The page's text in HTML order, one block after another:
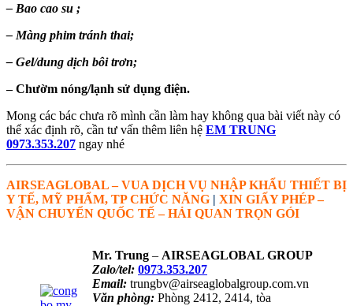
– Bao cao su ;
– Màng phim tránh thai;
– Gel/dung dịch bôi trơn;
– Chườm nóng/lạnh sử dụng điện.
Mong các bác chưa rõ mình cần làm hay không qua bài viết này có
thể xác định rõ, cần tư vấn thêm liên hệ EM TRUNG
0973.353.207 ngay nhé
AIRSEAGLOBAL – VUA DỊCH VỤ NHẬP KHẨU THIẾT BỊ
Y TẾ, MỸ PHẨM, TP CHỨC NĂNG | XIN GIẤY PHÉP –
VẬN CHUYỂN QUỐC TẾ – HẢI QUAN TRỌN GÓI
Mr. Trung – AIRSEAGLOBAL GROUP
Zalo/tel: 0973.353.207
Email: trungbv@airseaglobalgroup.com.vn
Văn phòng: Phòng 2412, 2414, tòa